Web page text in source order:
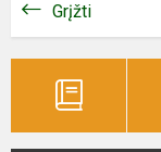
Grįžti